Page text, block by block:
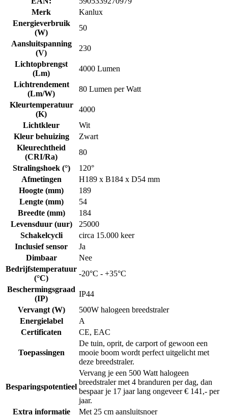
Merk
Kanlux
Energieverbruik
(W)
50
Aansluitspanning
(V)
230
Lichtopbrengst
(Lm)
4000 Lumen
Lichtrendement
(Lm/W)
80 Lumen per Watt
Kleurtemperatuur
(K)
4000
Lichtkleur
Wit
Kleur behuizing
Zwart
Kleurechtheid
(CRI/Ra)
80
Stralingshoek (°)
120°
Afmetingen
H189 x B184 x D54 mm
Hoogte (mm)
189
Lengte (mm)
54
Breedte (mm)
184
Levensduur (uur)
25000
Schakelcycli
circa 15.000 keer
Inclusief sensor
Ja
Dimbaar
Nee
Bedrijfstemperatuur
(°C)
-20°C - +35°C
Beschermingsgraad
(IP)
IP44
Vervangt (W)
500W halogeen breedstraler
Energielabel
A
Certificaten
CE, EAC
Toepassingen
De tuin, oprit, de carport of gewoon een
mooie boom wordt perfect uitgelicht met
deze breedstraler.
Besparingspotentieel
Vervang je een 500 Watt halogeen
breedstraler met 4 branduren per dag, dan
bespaar je 17 jaar lang ongeveer € 141,- per
jaar.
Extra informatie
Met 25 cm aansluitsnoer